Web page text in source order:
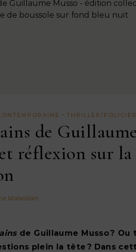
- THRILLER/POLICIER
de Guillaume
réflexion sur la
Malandain
de Guillaume Musso ? Ou
plein la tête ? Dans